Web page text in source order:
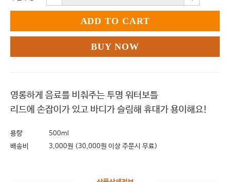
ADD TO CART
BUY NOW
영롱하게 음료를 비춰주는 투명 워터보틀
리드에 손잡이가 있고 바디가 슬림해 휴대가 용이해요!
용량
500ml
배송비
3,000원 (30,000원 이상 주문시 무료)